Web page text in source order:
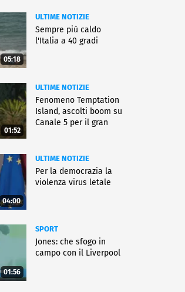
05:18
ULTIME NOTIZIE
Sempre più caldo
l'Italia a 40 gradi
01:52
ULTIME NOTIZIE
Fenomeno Temptation
Island, ascolti boom su
Canale 5 per il gran
04:00
ULTIME NOTIZIE
Per la democrazia la
violenza virus letale
01:56
SPORT
Jones: che sfogo in
campo con il Liverpool